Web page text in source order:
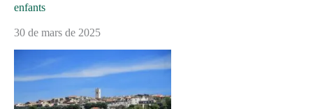
enfants
30 de mars de 2025